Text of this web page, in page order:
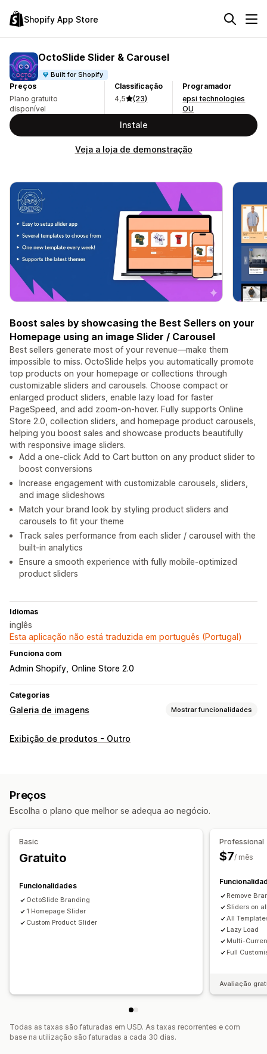
Shopify App Store
OctoSlide Slider & Carousel
Built for Shopify
Preços
Plano gratuito
disponível
Classificação
4,5
(23)
Programador
epsi technologies
OU
Instale
Veja a loja de demonstração
Boost sales by showcasing the Best Sellers on your
Homepage using an image Slider / Carousel
Best sellers generate most of your revenue—make them
impossible to miss. OctoSlide helps you automatically promote
top products on your homepage or collections through
customizable sliders and carousels. Choose compact or
enlarged product sliders, enable lazy load for faster
PageSpeed, and add zoom-on-hover. Fully supports Online
Store 2.0, collection sliders, and homepage product carousels,
helping you boost sales and showcase products beautifully
with responsive image sliders.
Add a one-click Add to Cart button on any product slider to
boost conversions
Increase engagement with customizable carousels, sliders,
and image slideshows
Match your brand look by styling product sliders and
carousels to fit your theme
Track sales performance from each slider / carousel with the
built-in analytics
Ensure a smooth experience with fully mobile-optimized
product sliders
Idiomas
inglês
Esta aplicação não está traduzida em português (Portugal)
Funciona com
Admin Shopify Online Store 2.0
Categorias
Galeria de imagens Mostrar funcionalidades
Tipos de galeria
CSS personalizado
Exibição de produtos - Outro
Preços
Escolha o plano que melhor se adequa ao negócio.
Basic
Gratuito
Funcionalidades
OctoSlide Branding
1 Homepage Slider
Custom Product Slider
Professional
$7/ mês
Remove
Sliders on
All
Lazy Load
Multi-
Full
Avaliação
Todas as taxas são faturadas em USD. As taxas recorrentes e com
base na utilização são faturadas a cada 30 dias.